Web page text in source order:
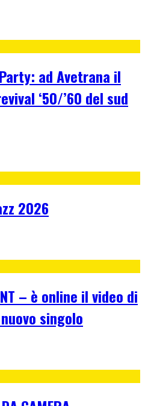
ad Avetrana il
‘50/’60 del sud
2026
– è online il video di
singolo